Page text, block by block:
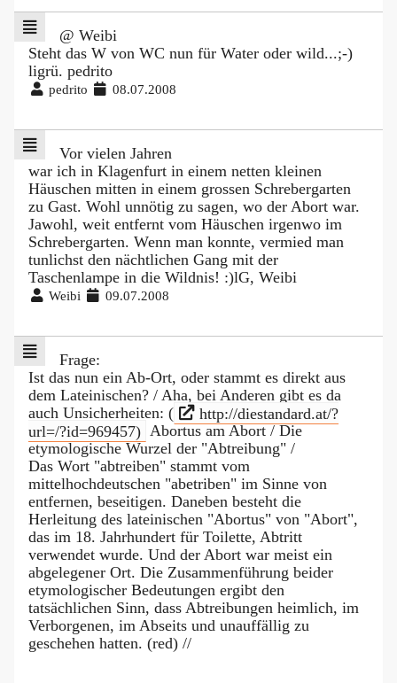
@ Weibi
Steht das W von WC nun für Water oder wild...;-)
ligrü. pedrito
pedrito 08.07.2008
Vor vielen Jahren
war ich in Klagenfurt in einem netten kleinen
Häuschen mitten in einem grossen Schrebergarten
zu Gast. Wohl unnötig zu sagen, wo der Abort war.
Jawohl, weit entfernt vom Häuschen irgenwo im
Schrebergarten. Wenn man konnte, vermied man
tunlichst den nächtlichen Gang mit der
Taschenlampe in die Wildnis! :)lG, Weibi
Weibi 09.07.2008
Frage:
Ist das nun ein Ab-Ort, oder stammt es direkt aus
dem Lateinischen? / Aha, bei Anderen gibt es da
auch Unsicherheiten: (
http://diestandard.at/?
url=/?id=969457) Abortus am Abort / Die
etymologische Wurzel der "Abtreibung" /
Das Wort "abtreiben" stammt vom
mittelhochdeutschen "abetriben" im Sinne von
entfernen, beseitigen. Daneben besteht die
Herleitung des lateinischen "Abortus" von "Abort",
das im 18. Jahrhundert für Toilette, Abtritt
verwendet wurde. Und der Abort war meist ein
abgelegener Ort. Die Zusammenführung beider
etymologischer Bedeutungen ergibt den
tatsächlichen Sinn, dass Abtreibungen heimlich, im
Verborgenen, im Abseits und unauffällig zu
geschehen hatten. (red) //